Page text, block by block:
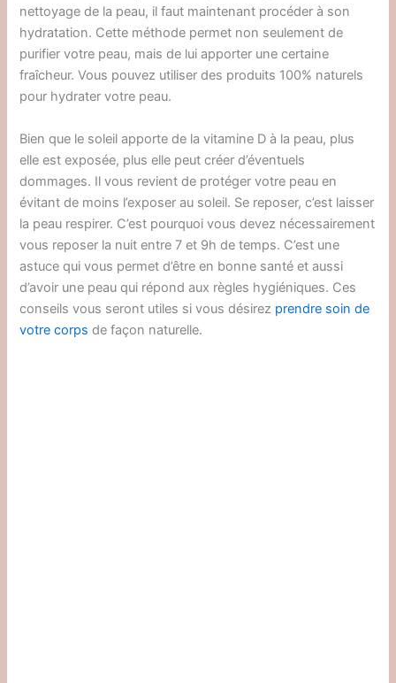
nettoyage de la peau, il faut maintenant procéder à son
hydratation. Cette méthode permet non seulement de
purifier votre peau, mais de lui apporter une certaine
fraîcheur. Vous pouvez utiliser des produits 100% naturels
pour hydrater votre peau.
Bien que le soleil apporte de la vitamine D à la peau, plus
elle est exposée, plus elle peut créer d’éventuels
dommages. Il vous revient de protéger votre peau en
évitant de moins l’exposer au soleil. Se reposer, c’est laisser
la peau respirer. C’est pourquoi vous devez nécessairement
vous reposer la nuit entre 7 et 9h de temps. C’est une
astuce qui vous permet d’être en bonne santé et aussi
d’avoir une peau qui répond aux règles hygiéniques. Ces
conseils vous seront utiles si vous désirez prendre soin de
votre corps de façon naturelle.